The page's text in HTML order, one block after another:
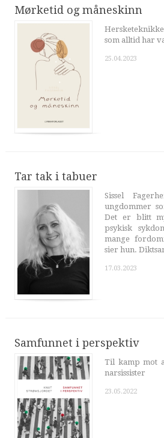
Mørketid og måneskinn
som alltid har
25.04.2023
Tar tak i tabuer
Sissel
ungdommer
Det er blitt
psykisk
mange
sier hun.
17.03.2023
Samfunnet i perspektiv
Til kamp mot
narsissister
23.05.2022